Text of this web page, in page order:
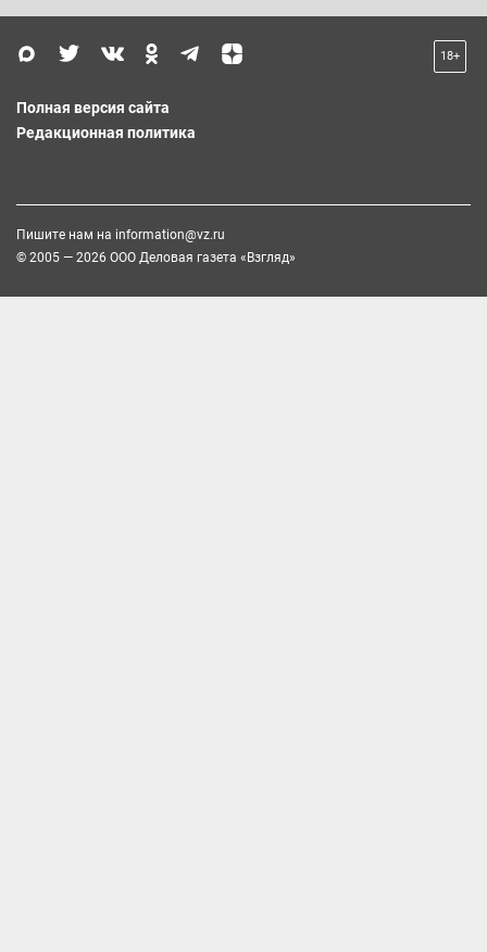
18+
Полная версия сайта
Редакционная политика
Пишите нам на information@vz.ru
© 2005 — 2026 ООО Деловая газета «Взгляд»